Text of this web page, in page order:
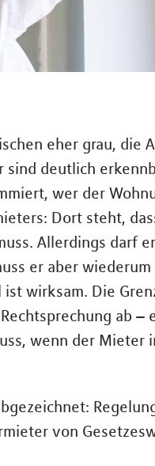
eher grau, die
deutlich
wer der
Dort steht,
Allerdings darf
er aber
wirksam. Die
ab –
wenn der Mieter
von